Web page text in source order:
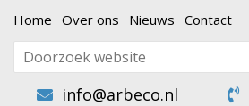
Home Over ons Nieuws Contact
info@arbeco.nl